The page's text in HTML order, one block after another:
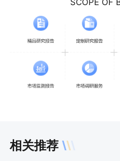
SCOPE OF
相关推荐